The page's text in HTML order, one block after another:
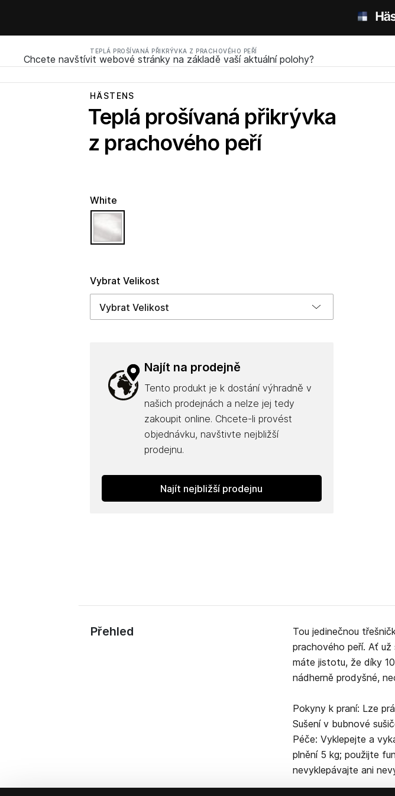
TEPLÁ PROŠÍVANÁ PŘIKRÝVKA Z PRACHOVÉHO PEŘÍ
Chcete navštívit webové stránky na základě vaší aktuální polohy?
HÄSTENS
Teplá prošívaná přikrývka
z prachového peří
Vybrat Velikost
White
Najít na prodejně
Tento produkt je k dostání výhradně v
našich prodejnách a nelze jej tedy
zakoupit online. Chcete-li provést
objednávku, navštivte nejbližší
prodejnu.
Najít nejbližší prodejnu
Přehled
Tou jedinečnou
prachového peří. Ať
máte jistotu, že díky
nádherně prodyšné,
Pokyny k praní: Lze
Sušení v bubnové
Péče: Vyklepejte a
plnění 5 kg; použijte
nevyklepávajte ani